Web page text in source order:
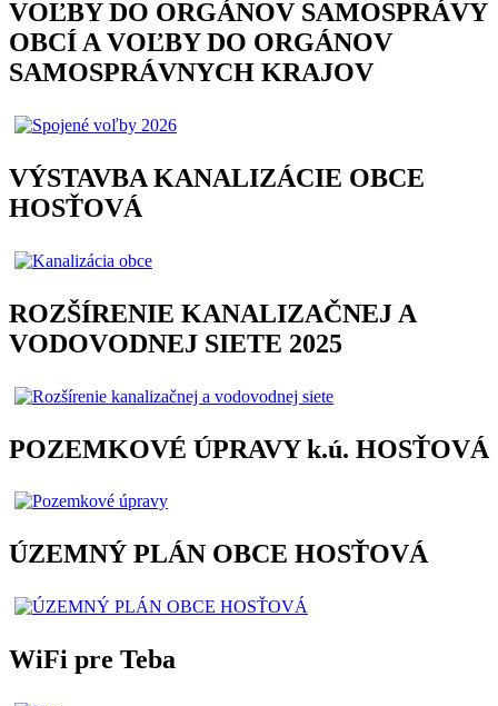
VOĽBY DO ORGÁNOV SAMOSPRÁVY
OBCÍ A VOĽBY DO ORGÁNOV
SAMOSPRÁVNYCH KRAJOV
VÝSTAVBA KANALIZÁCIE OBCE
HOSŤOVÁ
ROZŠÍRENIE KANALIZAČNEJ A
VODOVODNEJ SIETE 2025
POZEMKOVÉ ÚPRAVY k.ú. HOSŤOVÁ
ÚZEMNÝ PLÁN OBCE HOSŤOVÁ
WiFi pre Teba